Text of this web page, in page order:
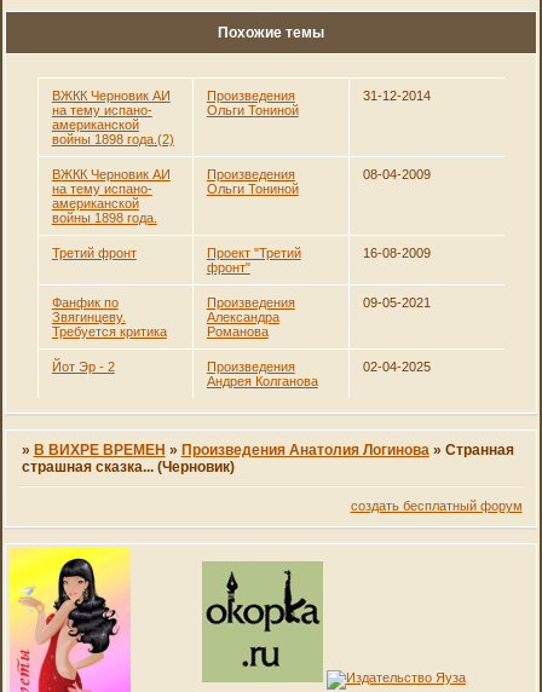
Похожие темы
ВЖКК Черновик АИ
на тему испано-
американской
войны 1898 года.(2)
Произведения
Ольги Тониной
31-12-2014
ВЖКК Черновик АИ
на тему испано-
американской
войны 1898 года.
Произведения
Ольги Тониной
08-04-2009
Третий фронт
Проект "Третий
фронт"
16-08-2009
Фанфик по
Звягинцеву.
Требуется критика
Произведения
Александра
Романова
09-05-2021
Йот Эр - 2
Произведения
Андрея Колганова
02-04-2025
» В ВИХРЕ ВРЕМЕН » Произведения Анатолия Логинова » Странная
страшная сказка... (Черновик)
создать бесплатный форум